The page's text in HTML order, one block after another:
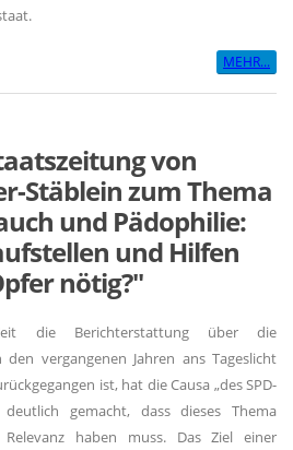
MEHR...
von
Stäblein zum Thema
und Pädophilie:
und Hilfen
nötig?"
die Berichterstattung über die
den vergangenen Jahren ans Tageslicht
ist, hat die Causa „des SPD-
gemacht, dass dieses Thema
Relevanz haben muss. Das Ziel einer